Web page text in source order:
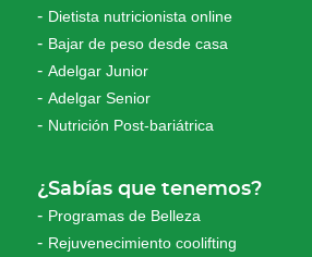
Dietista nutricionista online
Bajar de peso desde casa
Adelgar Junior
Adelgar Senior
Nutrición Post-bariátrica
¿Sabías que tenemos?
Programas de Belleza
Rejuvenecimiento coolifting